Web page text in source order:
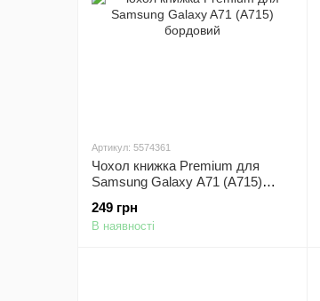
Артикул: 5574361
Чохол книжка Premium для
Samsung Galaxy A71 (A715)
249 грн
В наявності